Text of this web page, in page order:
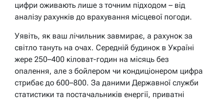
цифри оживають лише з точним підходом – від
аналізу рахунків до врахування місцевої погоди.
Уявіть, як ваш лічильник завмирає, а рахунок за
світло тануть на очах. Середній будинок в Україні
жере 250–400 кіловат-годин на місяць без
опалення, але з бойлером чи кондиціонером цифра
стрибає до 600–800. За даними Державної служби
статистики та постачальників енергії, приватні